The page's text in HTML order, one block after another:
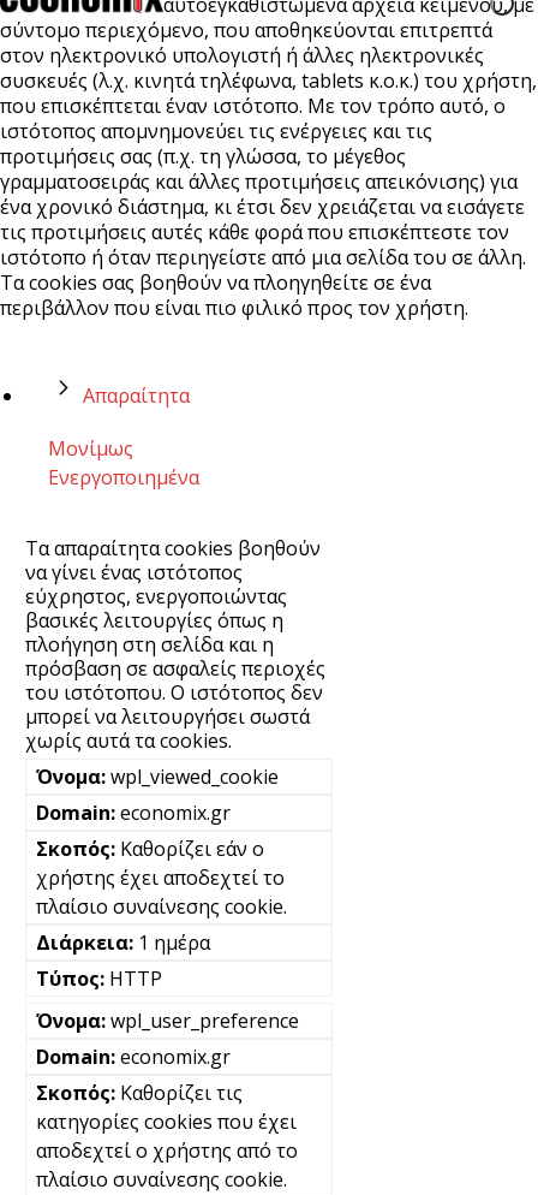
σύντομο περιεχόμενο, που αποθηκεύονται επιτρεπτά
στον ηλεκτρονικό υπολογιστή ή άλλες ηλεκτρονικές
συσκευές (λ.χ. κινητά τηλέφωνα, tablets κ.ο.κ.) του χρήστη,
που επισκέπτεται έναν ιστότοπο. Με τον τρόπο αυτό, ο
ιστότοπος απομνημονεύει τις ενέργειες και τις
προτιμήσεις σας (π.χ. τη γλώσσα, το μέγεθος
γραμματοσειράς και άλλες προτιμήσεις απεικόνισης) για
ένα χρονικό διάστημα, κι έτσι δεν χρειάζεται να εισάγετε
τις προτιμήσεις αυτές κάθε φορά που επισκέπτεστε τον
ιστότοπο ή όταν περιηγείστε από μια σελίδα του σε άλλη.
Τα cookies σας βοηθούν να πλοηγηθείτε σε ένα
περιβάλλον που είναι πιο φιλικό προς τον χρήστη.
Απαραίτητα
Μονίμως
Ενεργοποιημένα
Τα απαραίτητα cookies βοηθούν
να γίνει ένας ιστότοπος
εύχρηστος, ενεργοποιώντας
βασικές λειτουργίες όπως η
πλοήγηση στη σελίδα και η
πρόσβαση σε ασφαλείς περιοχές
του ιστότοπου. Ο ιστότοπος δεν
μπορεί να λειτουργήσει σωστά
χωρίς αυτά τα cookies.
wpl_viewed_cookie
economix.gr
Καθορίζει εάν ο
χρήστης έχει αποδεχτεί το
πλαίσιο συναίνεσης cookie.
1 ημέρα
HTTP
wpl_user_preference
economix.gr
Καθορίζει τις
κατηγορίες cookies που έχει
αποδεχτεί ο χρήστης από το
πλαίσιο συναίνεσης cookie.